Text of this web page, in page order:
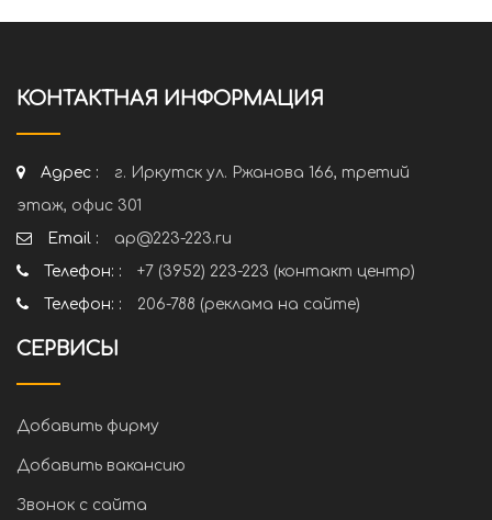
КОНТАКТНАЯ ИНФОРМАЦИЯ
Адрес :
г. Иркутск ул. Ржанова 166, третий
этаж, офис 301
Email :
ap@223-223.ru
Телефон: :
+7 (3952) 223-223 (контакт центр)
Телефон: :
206-788 (реклама на сайте)
СЕРВИСЫ
Добавить фирму
Добавить вакансию
Звонок с сайта